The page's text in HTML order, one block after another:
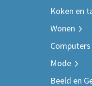
Koken en
Wonen
Computers
Mode
Beeld en